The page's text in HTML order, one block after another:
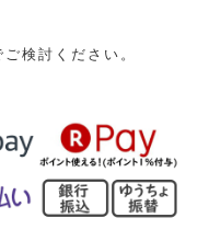
検討ください。